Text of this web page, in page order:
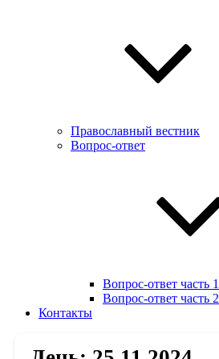
Православный вестник
Вопрос-ответ
Вопрос-ответ часть 1
Вопрос-ответ часть 2
Контакты